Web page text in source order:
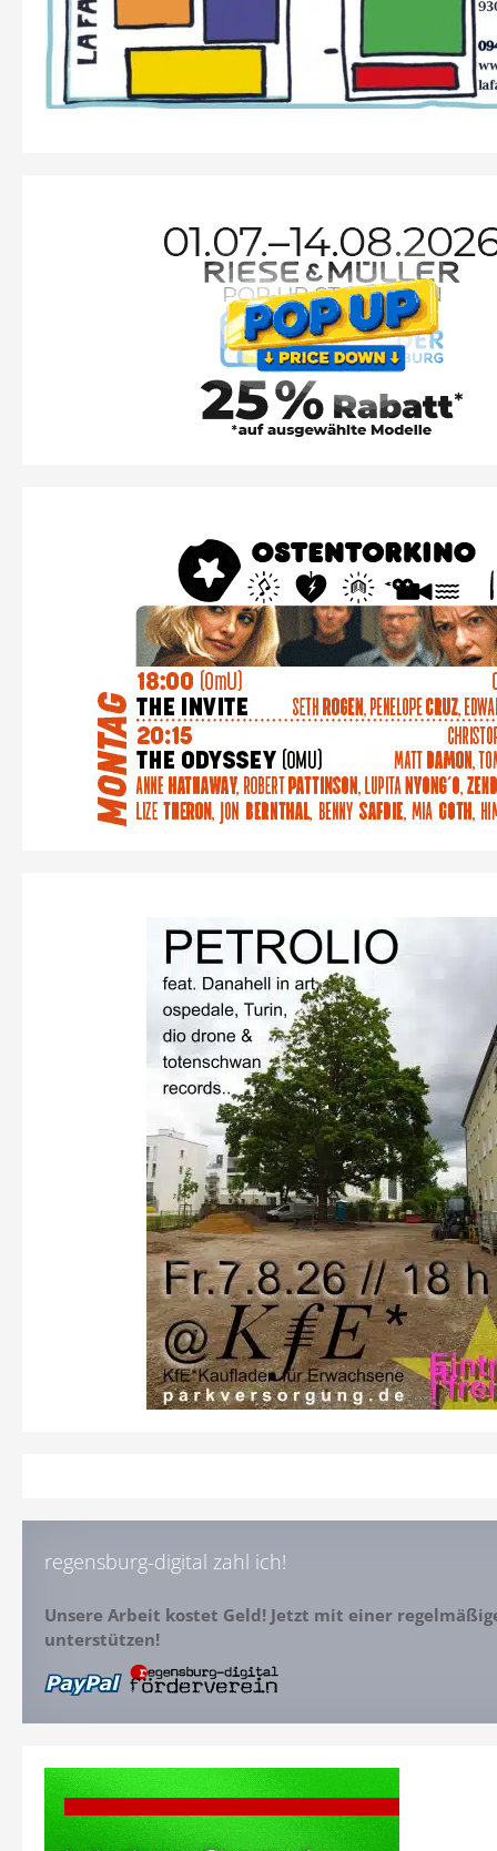
regensburg-digital zahl ich!
Unsere Arbeit kostet Geld! Jetzt mit einer
unterstützen!